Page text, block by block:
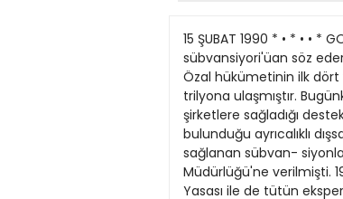
Cumhuriyet Ankara
Cumhuriyet Büyük
Taaruz
Cumhuriyet
Cumartesi
Cumhuriyet Çevre
15 ŞUBAT 1990 * • * • •
sübvansiyori'üan söz
Özal hükümetinin ilk dört
trilyona ulaşmıştır.
şirketlere sağladığı
bulunduğu ayrıcalıklı
sağlanan sübvan-
Müdürlüğü'ne verilmişti.
Yasası ile de tütün